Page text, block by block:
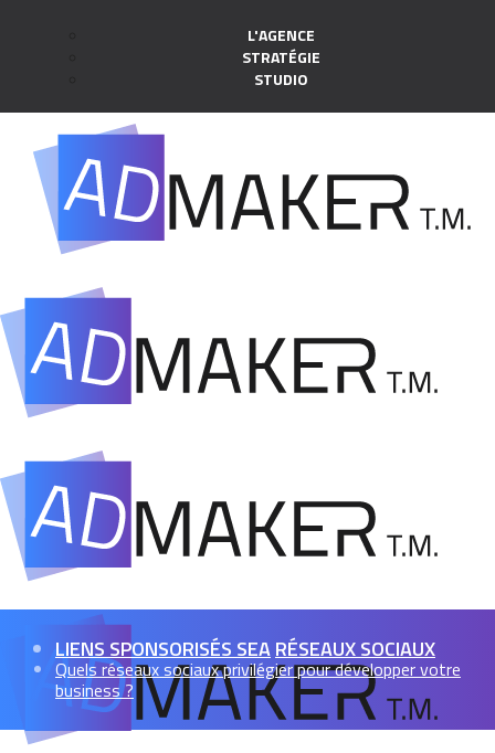
L'AGENCE
STRATÉGIE
STUDIO
LIENS SPONSORISÉS SEARÉSEAUX SOCIAUX
Quels réseaux sociaux privilégier pour développer votre
business ?